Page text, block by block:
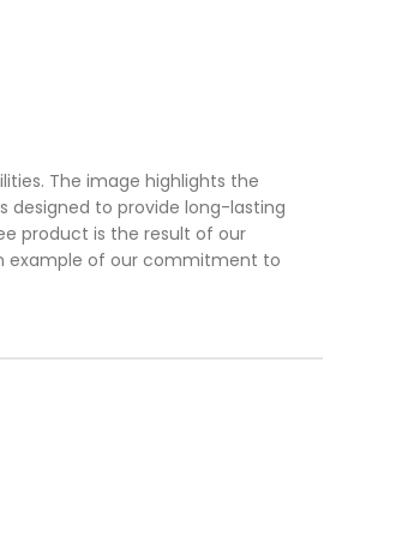
The image highlights the
designed to provide long-lasting
product is the result of our
example of our commitment to